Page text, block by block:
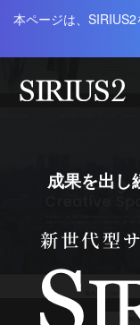
本ページは、
成果を出し